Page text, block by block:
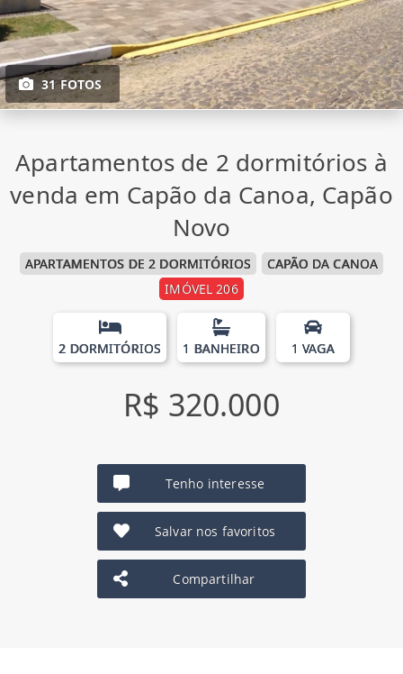
31 FOTOS
Apartamentos de 2 dormitórios à
venda em Capão da Canoa, Capão
Novo
APARTAMENTOS DE 2 DORMITÓRIOS
CAPÃO DA CANOA
IMÓVEL 206
2 DORMITÓRIOS 1 BANHEIRO 1 VAGA
R$ 320.000
Tenho interesse
Salvar nos favoritos
Compartilhar